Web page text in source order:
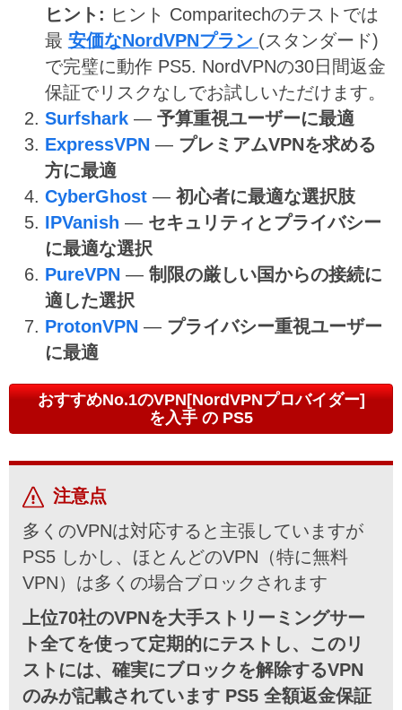
ヒント: ヒント Comparitechのテストでは
最 安価なNordVPNプラン (スタンダード)
で完璧に動作 PS5. NordVPNの30日間返金
保証でリスクなしでお試しいただけます。
Surfshark — 予算重視ユーザーに最適
ExpressVPN — プレミアムVPNを求める
方に最適
CyberGhost — 初心者に最適な選択肢
IPVanish — セキュリティとプライバシー
に最適な選択
PureVPN — 制限の厳しい国からの接続に
適した選択
ProtonVPN — プライバシー重視ユーザー
に最適
おすすめNo.1のVPN[NordVPNプロバイダー]
を入手 の PS5
注意点
多くのVPNは対応すると主張していますが
PS5 しかし、ほとんどのVPN（特に無料
VPN）は多くの場合ブロックされます
上位70社のVPNを大手ストリーミングサー
ト全てを使って定期的にテストし、このリ
ストには、確実にブロックを解除するVPN
のみが記載されています PS5 全額返金保証